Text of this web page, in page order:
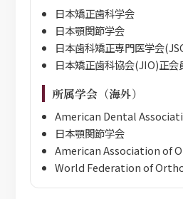
日本矯正歯科学会
日本顎関節学会
日本歯科矯正専門医学会
日本矯正歯科協会(JIO)正会
所属学会（海外）
American Dental
日本顎関節学会
American Association of
World Federation of